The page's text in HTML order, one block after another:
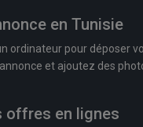
en Tunisie
ordinateur pour déposer
et ajoutez des
offres en lignes